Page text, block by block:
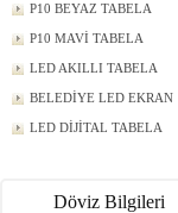
P10 BEYAZ TABELA
P10 MAVİ TABELA
LED AKILLI TABELA
BELEDİYE LED EKRAN
LED DİJİTAL TABELA
Döviz Bilgileri